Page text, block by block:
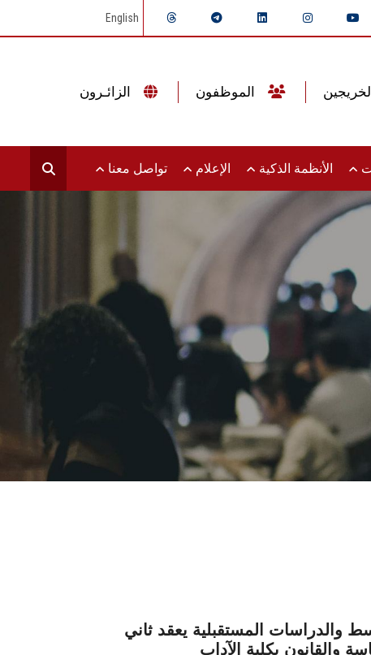
English
الأنظمة الذكية الإعلام تواصل معنا
والدراسات المستقبلية يعقد ثاني
والقانون بكلية الآداب